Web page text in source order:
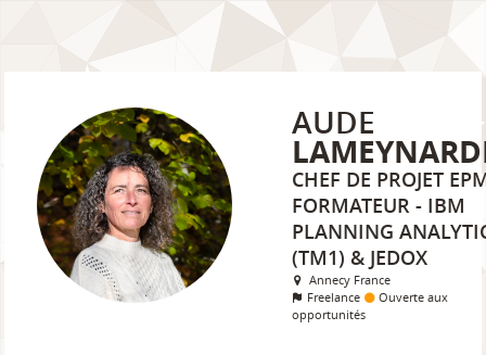
AUDE
CHEF DE PROJET
FORMATEUR - IBM
PLANNING
(TM1) & JEDOX
Annecy France
Freelance
Ouverte aux
opportunités